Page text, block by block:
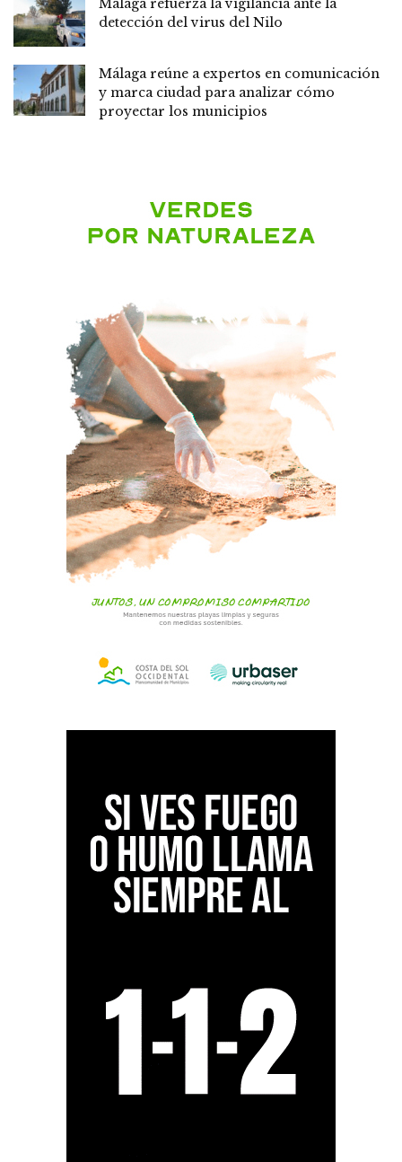
Málaga refuerza la vigilancia ante la
detección del virus del Nilo
Málaga reúne a expertos en comunicación
y marca ciudad para analizar cómo
proyectar los municipios